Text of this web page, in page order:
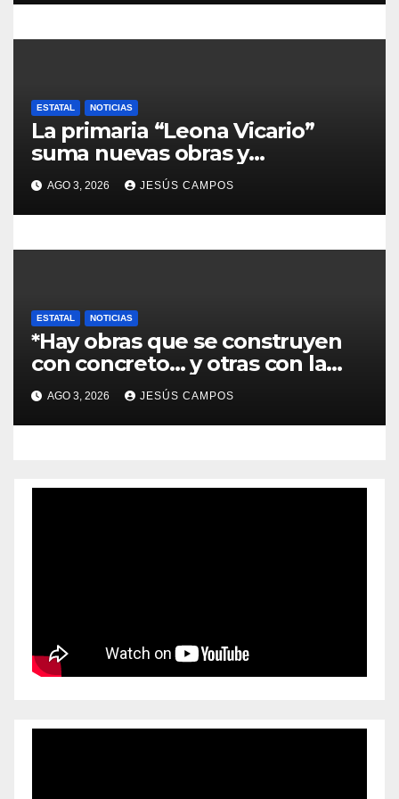
d
s
ESTATAL NOTICIAS
La primaria “Leona Vicario”
suma nuevas obras y
compromisos para fortalecer su
infraestructura
AGO 3, 2026 JESÚS CAMPOS
ESTATAL NOTICIAS
*Hay obras que se construyen
con concreto… y otras con la
convicción de brindar una
mejor atención a quienes más
lo necesitan.*
AGO 3, 2026 JESÚS CAMPOS